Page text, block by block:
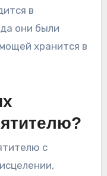
в
они были
хранится в
с